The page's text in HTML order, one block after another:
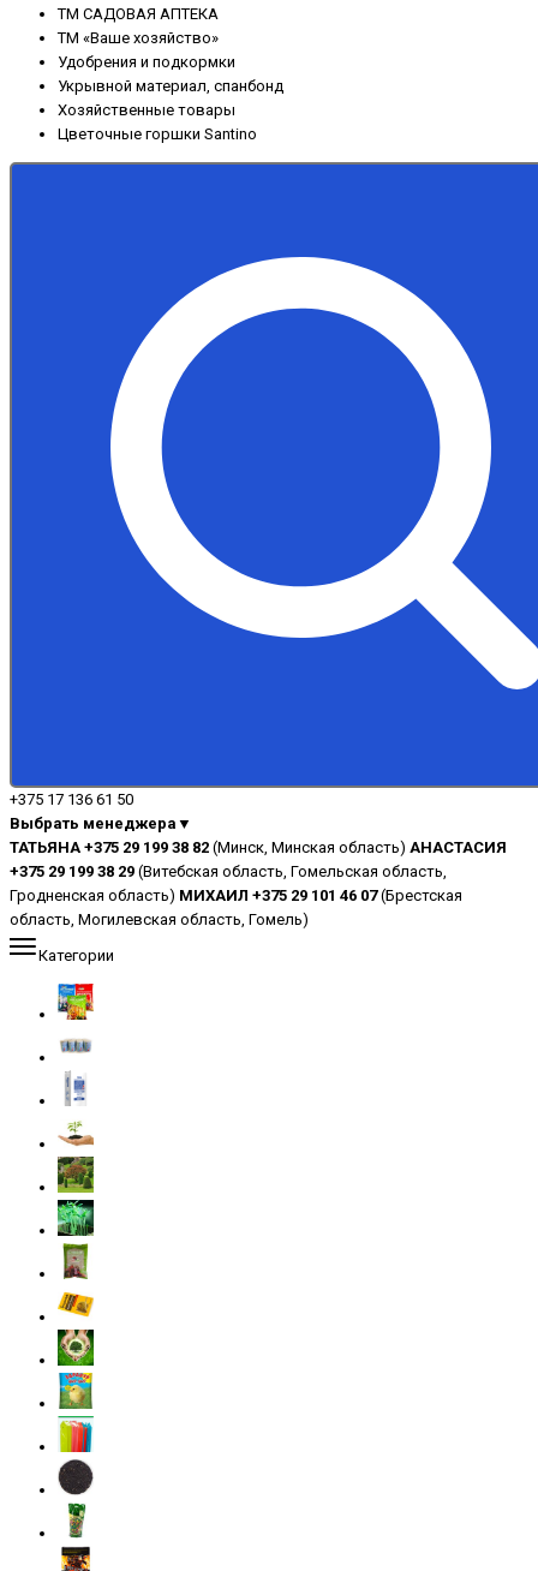
ТМ САДОВАЯ АПТЕКА
ТМ «Ваше хозяйство»
Удобрения и подкормки
Укрывной материал, спанбонд
Хозяйственные товары
Цветочные горшки Santino
+375 17 136 61 50
Выбрать менеджера▼
ТАТЬЯНА +375 29 199 38 82 (Минск, Минская область) АНАСТАСИЯ
+375 29 199 38 29 (Витебская область, Гомельская область,
Гродненская область) МИХАИЛ +375 29 101 46 07(Брестская
область, Могилевская область, Гомель)
Категории